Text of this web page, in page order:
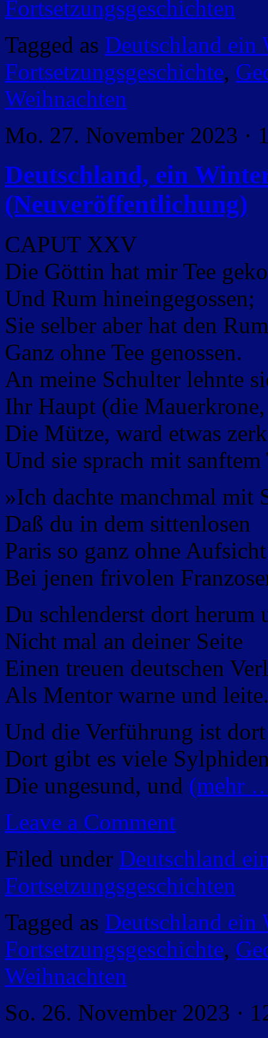
Fortsetzungsgeschichten
Tagged as Deutschland ein
Fortsetzungsgeschichte,
Weihnachten
Mo. 27. November 2023 ·
Deutschland, ein
(Neuveröffentlichung)
CAPUT XXV
Die Göttin hat mir Tee
Und Rum hineingegossen;
Sie selber aber hat den Rum
Ganz ohne Tee genossen.
An meine Schulter lehnte
Ihr Haupt (die Mauerkrone,
Die Mütze, ward etwas
Und sie sprach mit sanftem
»Ich dachte manchmal mit
Daß du in dem sittenlosen
Paris so ganz ohne
Bei jenen frivolen
Du schlenderst dort herum
Nicht mal an deiner Seite
Einen treuen deutschen
Als Mentor warne und
Und die Verführung ist
Dort gibt es viele
Die ungesund, und (mehr
Leave a Comment
Filed under Deutschland
Fortsetzungsgeschichten
Tagged as Deutschland ein
Fortsetzungsgeschichte,
Weihnachten
So. 26. November 2023 ·